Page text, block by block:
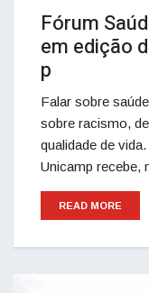
Fórum
em edição
p
Falar sobre
sobre racismo,
qualidade de
Unicamp recebe,
READ MORE